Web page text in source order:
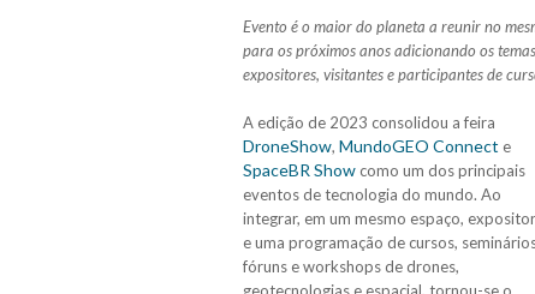
Evento é o maior do planeta a reunir no
para os próximos anos adicionando os
expositores, visitantes e participantes de
A edição de 2023 consolidou a feira
DroneShow, MundoGEO Connect e
SpaceBR Showcomo um dos principais
eventos de tecnologia do mundo. Ao
integrar, em um mesmo espaço,
e uma programação de cursos,
fóruns e workshops de drones,